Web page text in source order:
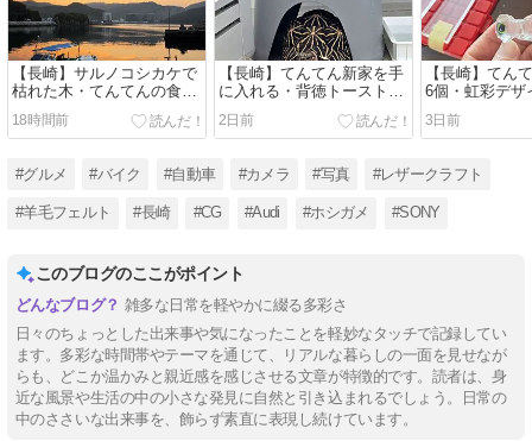
【長崎】サルノコシカケで
枯れた木・てんてんの食
事・朝焼け・初盆参り・お
盆の予定
18時間前
【長崎】てんてん新家を手
に入れる・背徳トースト・
リモート交換3日連続98％
2日前
【長崎】てん
6個・虹彩デザ
トレジンで白
日誌
3日前
#グルメ #バイク #自動車 #カメラ #写真 #レザークラフト
#羊毛フェルト #長崎 #CG #Audi #ホシガメ #SONY
このブログのここがポイント
雑多な日常を軽やかに綴る多彩さ
日々のちょっとした出来事や気になったことを軽妙なタッチで記録してい
ます。多彩な時間帯やテーマを通じて、リアルな暮らしの一面を見せなが
らも、どこか温かみと親近感を感じさせる文章が特徴的です。読者は、身
近な風景や生活の中の小さな発見に自然と引き込まれるでしょう。日常の
中のささいな出来事を、飾らず素直に表現し続けています。